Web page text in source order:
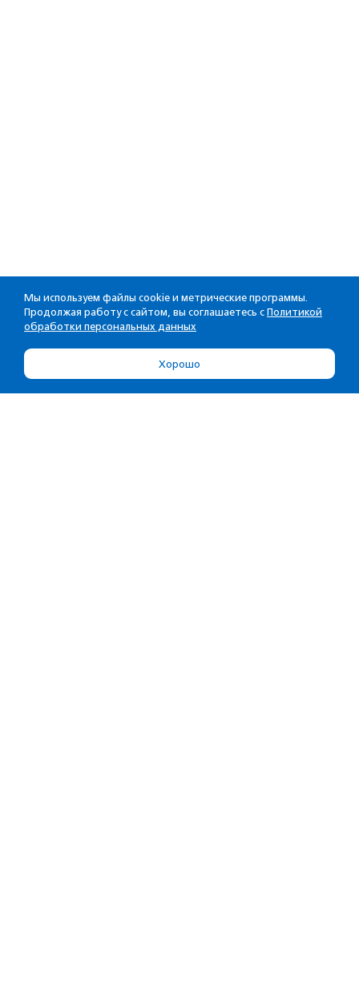
Мы используем файлы cookie и метрические программы.
Продолжая работу с сайтом, вы соглашаетесь с Политикой
обработки персональных данных
Хорошо